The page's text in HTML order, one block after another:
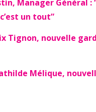
Manager Général :
un tout”
Tignon, nouvelle
Mélique,